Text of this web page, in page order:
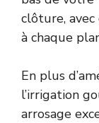
clôture,
à chaque
En plus
l’irrigation
arrosage